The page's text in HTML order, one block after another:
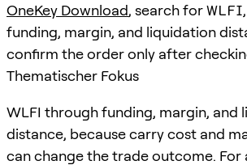
OneKey Download, search forWLFI
funding, margin, and liquidation
confirm the order only after
Thematischer Fokus
WLFI through funding, margin, and
distance, because carry cost and
can change the trade outcome. For